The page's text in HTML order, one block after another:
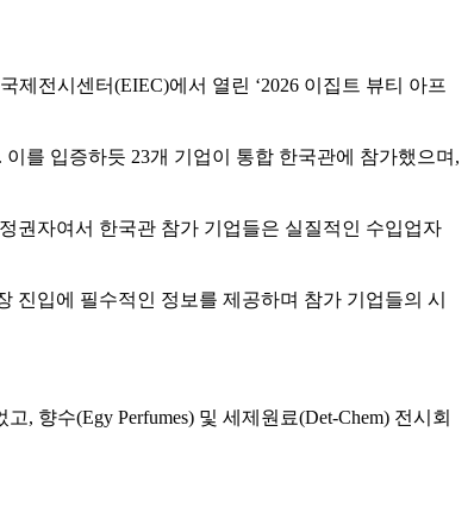
전시센터(EIEC)에서 열린 ‘2026 이집트 뷰티 아프
를 입증하듯 23개 기업이 통합 한국관에 참가했으며,
권자여서 한국관 참가 기업들은 실질적인 수입업자
입에 필수적인 정보를 제공하며 참가 기업들의 시
향수(Egy Perfumes) 및 세제원료(Det-Chem) 전시회